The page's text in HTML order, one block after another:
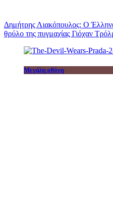
Δημήτρης Λιακόπουλος: Ο
θρύλο της πυγμαχίας Γιόχαν
Μεγάλη οθόνη